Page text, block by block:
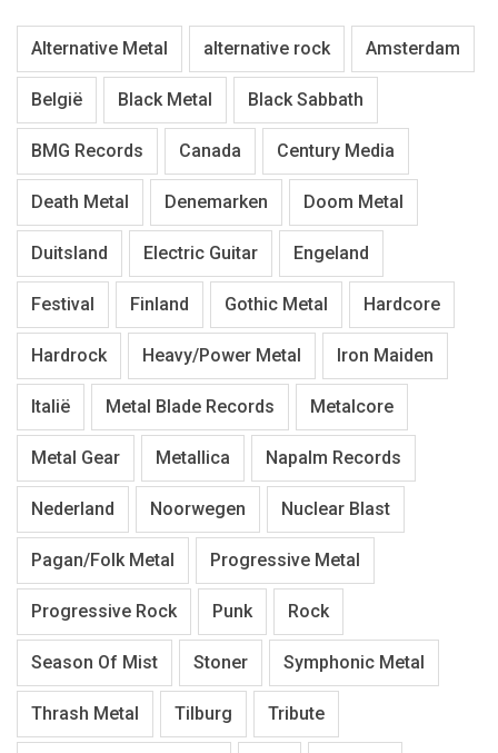
Alternative Metal alternative rock Amsterdam
België Black Metal Black Sabbath
BMG Records Canada Century Media
Death Metal Denemarken Doom Metal
Duitsland Electric Guitar Engeland
Festival Finland Gothic Metal Hardcore
Hardrock Heavy/Power Metal Iron Maiden
Italië Metal Blade Records Metalcore
Metal Gear Metallica Napalm Records
Nederland Noorwegen Nuclear Blast
Pagan/Folk Metal Progressive Metal
Progressive Rock Punk Rock
Season Of Mist Stoner Symphonic Metal
Thrash Metal Tilburg Tribute